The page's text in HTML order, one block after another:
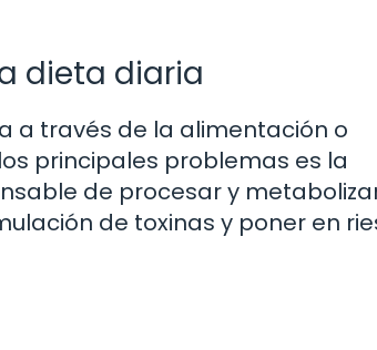
dieta diaria
a través de la alimentación o
principales problemas es la
de procesar y
de toxinas y poner en